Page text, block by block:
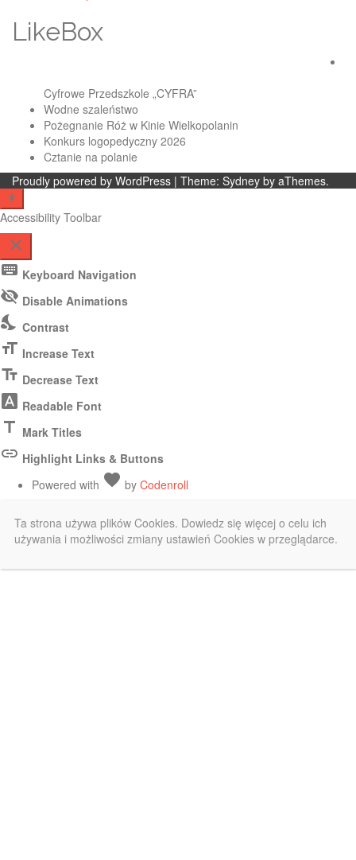
navigation
LikeBox
Cyfrowe Przedszkole „CYFRA”
Wodne szaleństwo
Pożegnanie Róż w Kinie Wielkopolanin
Konkurs logopedyczny 2026
Cztanie na polanie
Proudly powered by WordPress | Theme: Sydney by aThemes.
Accessibility Toolbar
close
Toggle
the
visibility
the
Accessibility
Toolbar
keyboard Keyboard Navigation
visibility_off Disable Animations
nights_stay Contrast
format_size Increase Text
text_fields Decrease Text
font_download Readable Font
title Mark Titles
link Highlight Links & Buttons
Powered with favorite Love
by Codenroll
Ta strona używa plików Cookies. Dowiedz się więcej o celu ich
używania i możliwości zmiany ustawień Cookies w przeglądarce.